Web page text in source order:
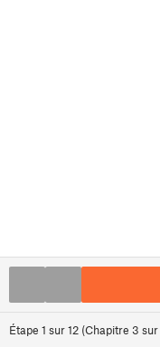
Étape 1 sur12 (Chapitre 3 sur